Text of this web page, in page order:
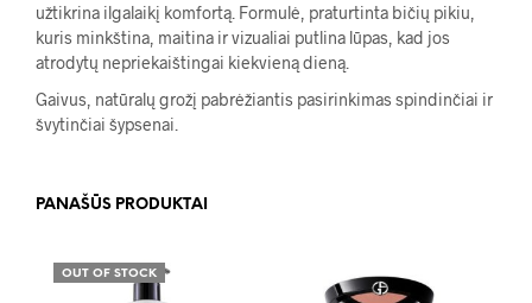
užtikrina ilgalaikį komfortą. Formulė, praturtinta bičių pikiu,
kuris minkština, maitina ir vizualiai putlina lūpas, kad jos
atrodytų nepriekaištingai kiekvieną dieną.
Gaivus, natūralų grožį pabrėžiantis pasirinkimas spindinčiai ir
švytinčiai šypsenai.
PANAŠŪS PRODUKTAI
OUT OF STOCK